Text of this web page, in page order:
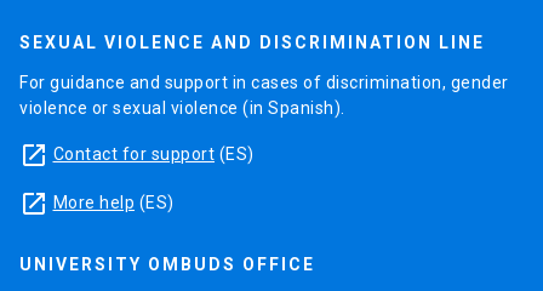
SEXUAL VIOLENCE AND DISCRIMINATION LINE
For guidance and support in cases of discrimination, gender
violence or sexual violence (in Spanish).
launch Contact for support (ES)
launch More help (ES)
UNIVERSITY OMBUDS OFFICE